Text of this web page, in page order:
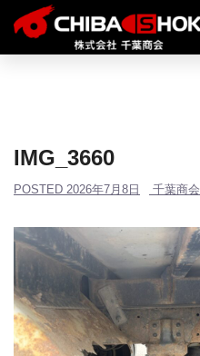
IMG_3660
POSTED 2026年7月8日 千葉商会